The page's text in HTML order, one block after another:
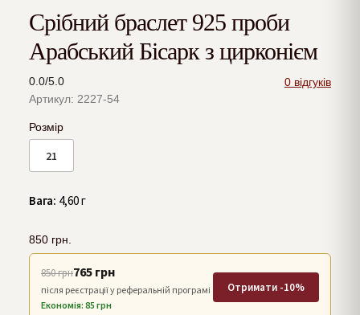
Срібний браслет 925 проби
Арабський Бісарк з цирконієм
0.0/5.0
0 відгуків
Артикул: 2227-54
Розмір
21
Вага: 4,60 г
850 грн.
850 грн765 грн
після реєстрації у реферальній програмі
Економія: 85 грн
Отримати -10%